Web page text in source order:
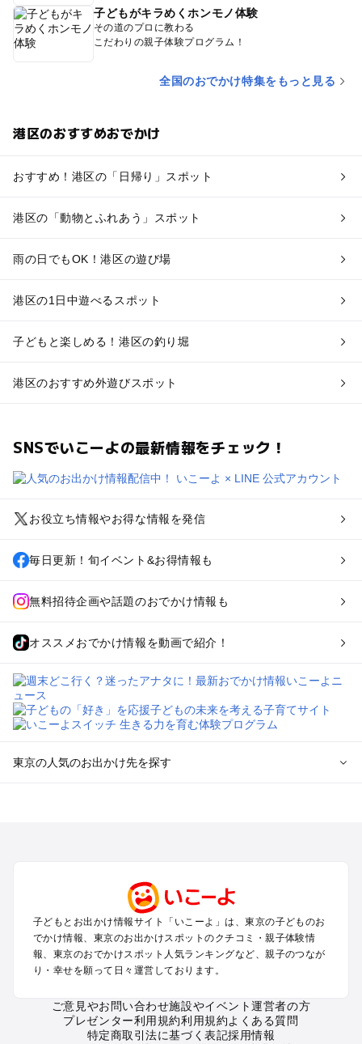
子どもがキラめくホンモノ体験
その道のプロに教わる
こだわりの親子体験プログラム！
全国のおでかけ特集をもっと見る
港区のおすすめおでかけ
おすすめ！港区の「日帰り」スポット
港区の「動物とふれあう」スポット
雨の日でもOK！港区の遊び場
港区の1日中遊べるスポット
子どもと楽しめる！港区の釣り堀
港区のおすすめ外遊びスポット
SNSでいこーよの最新情報をチェック！
お役立ち情報やお得な情報を発信
毎日更新！旬イベント&お得情報も
無料招待企画や話題のおでかけ情報も
オススメおでかけ情報を動画で紹介！
東京の人気のお出かけ先を探す
町田・相模原・愛川・上野原のプールお出かけ
渋谷・原宿・恵比寿・中目黒・自由が丘のプールお出かけ
池袋・赤羽・王子・巣鴨・目白・石神井のプールお出かけ
新宿・高田馬場・代々木・千駄ヶ谷のプールお出かけ
銀座・丸の内・日本橋・有楽町・築地・月島のプールお出かけ
小金井・小平・西東京・東村山・東久留米のプールお出かけ
府中・調布・狛江のプールお出かけ
子どもとお出かけ情報サイト「いこーよ」は、東京の子どものお
でかけ情報、東京のお出かけスポットのクチコミ・親子体験情
報、東京のおでかけスポット人気ランキングなど、親子のつなが
り・幸せを願って日々運営しております。
ご意見やお問い合わせ施設やイベント運営者の方
プレゼンター利用規約利用規約よくある質問
特定商取引法に基づく表記採用情報